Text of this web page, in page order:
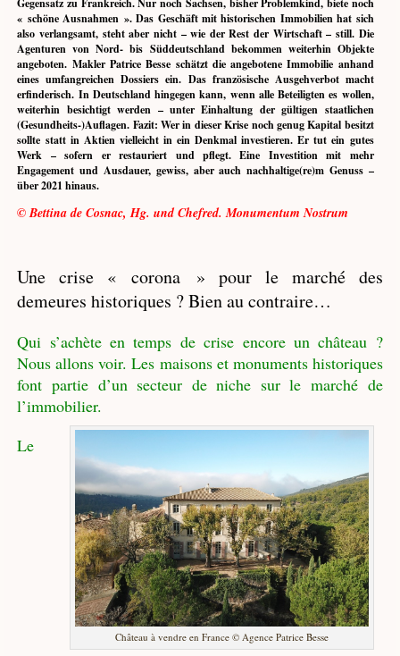
Gegensatz zu Frankreich. Nur noch Sachsen, bisher Problemkind, biete noch
« schöne Ausnahmen ». Das Geschäft mit historischen Immobilien hat sich
also verlangsamt, steht aber nicht – wie der Rest der Wirtschaft – still. Die
Agenturen von Nord- bis Süddeutschland bekommen weiterhin Objekte
angeboten. Makler Patrice Besse schätzt die angebotene Immobilie anhand
eines umfangreichen Dossiers ein. Das französische Ausgehverbot macht
erfinderisch. In Deutschland hingegen kann, wenn alle Beteiligten es wollen,
weiterhin besichtigt werden – unter Einhaltung der gültigen staatlichen
(Gesundheits-)Auflagen. Fazit: Wer in dieser Krise noch genug Kapital besitzt
sollte statt in Aktien vielleicht in ein Denkmal investieren. Er tut ein gutes
Werk – sofern er restauriert und pflegt. Eine Investition mit mehr
Engagement und Ausdauer, gewiss, aber auch nachhaltige(re)m Genuss –
über 2021 hinaus.
© Bettina de Cosnac, Hg. und Chefred. Monumentum Nostrum
Une crise « corona » pour le marché des
demeures historiques ? Bien au contraire…
Qui s’achète en temps de crise encore un château ?
Nous allons voir. Les maisons et monuments historiques
font partie d’un secteur de niche sur le marché de
l’immobilier.
Château à vendre en France © Agence Patrice Besse
Le